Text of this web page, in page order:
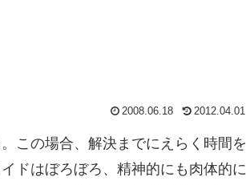
2008.06.18 2012.04.01
この場合、解決までにえらく時間を
ドはぼろぼろ、精神的にも肉体的に